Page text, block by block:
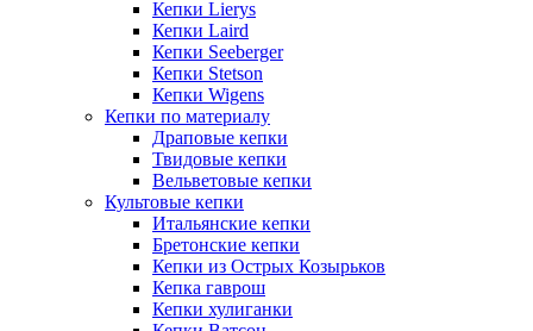
Кепки Lierys
Кепки Laird
Кепки Seeberger
Кепки Stetson
Кепки Wigens
Кепки по материалу
Драповые кепки
Твидовые кепки
Вельветовые кепки
Культовые кепки
Итальянские кепки
Бретонские кепки
Кепки из Острых Козырьков
Кепка гаврош
Кепки хулиганки